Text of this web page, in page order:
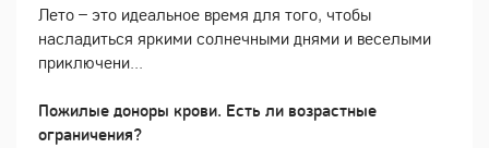
Лето – это идеальное время для того, чтобы
насладиться яркими солнечными днями и веселыми
приключени...
Пожилые доноры крови. Есть ли возрастные
ограничения?